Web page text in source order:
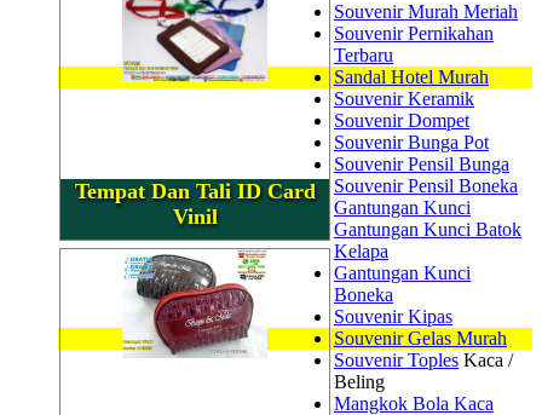
Tempat Dan Tali ID Card
Vinil
Souvenir Murah Meriah
Souvenir Pernikahan
Terbaru
Sandal Hotel Murah
Souvenir Keramik
Souvenir Dompet
Souvenir Bunga Pot
Souvenir Pensil Bunga
Souvenir Pensil Boneka
Gantungan Kunci
Gantungan Kunci Batok
Kelapa
Gantungan Kunci
Boneka
Souvenir Kipas
Souvenir Gelas Murah
Souvenir Toples Kaca /
Beling
Mangkok Bola Kaca